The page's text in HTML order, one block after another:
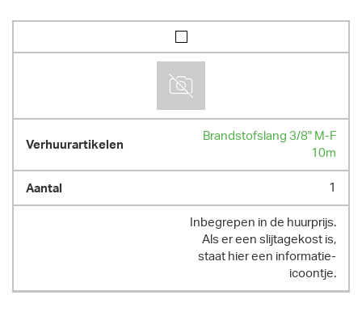
Brandstofslang 3/8" M-F
10m
1
Inbegrepen in de huurprijs.
Als er een slijtagekost is,
staat hier een informatie-
icoontje.